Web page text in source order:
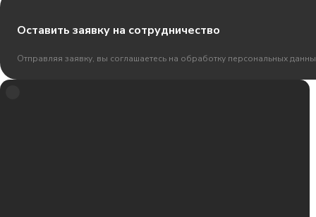
Оставить заявку на сотрудничество
Отправляя заявку, вы соглашаетесь на обработку персональных